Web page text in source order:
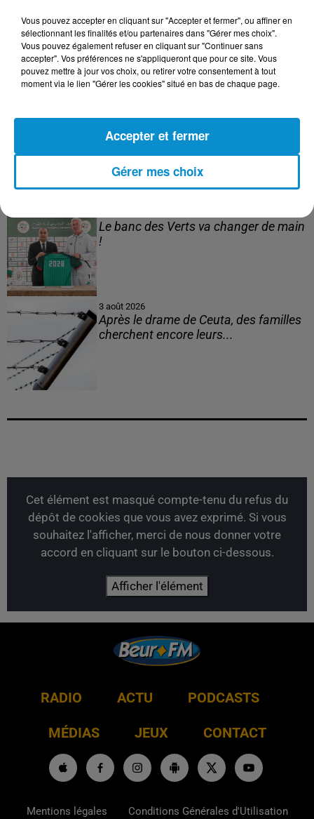
4 août 2026
152 Palestiniens tués en juillet, le bilan
mensuel le plus lourd de...
4 août 2026
Mort de Cheikh F., l’enquête fragilise la
version policière !
Le banc des Verts va changer de main
!
3 août 2026
Après le drame de Ceuta, des familles
cherchent encore leurs...
Cet élément est masqué compte-tenu du refus du
dépôt de cookies que vous avez exprimé. Si vous
souhaitez l'afficher, merci de nous donner votre
accord en cliquant sur le bouton ci-dessous.
Afficher l'élément
RADIO ACTU PODCASTS
MÉDIAS JEUX CONTACT
Mentions légales Conditions Générales d'Utilisation
Vous pouvez accepter en cliquant sur "Accepter et fermer", ou affiner en
sélectionnant les finalités et/ou partenaires dans "Gérer mes choix".
Vous pouvez également refuser en cliquant sur "Continuer sans
accepter". Vos préférences ne s'appliqueront que pour ce site. Vous
pouvez mettre à jour vos choix, ou retirer votre consentement à tout
moment via le lien "Gérer les cookies" situé en bas de chaque page.
Gérer mes choix
Accepter et fermer